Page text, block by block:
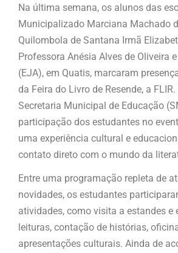
Na última semana, os alunos das
Municipalizado Marciana Machado
Quilombola de Santana Irmã
Professora Anésia Alves de Oliveira
(EJA), em Quatis, marcaram
da Feira do Livro de Resende, a
Secretaria Municipal de Educação
participação dos estudantes no
uma experiência cultural e
contato direto com o mundo da
Entre uma programação repleta de
novidades, os estudantes
atividades, como visita a estandes e
leituras, contação de histórias,
apresentações culturais. Ainda de